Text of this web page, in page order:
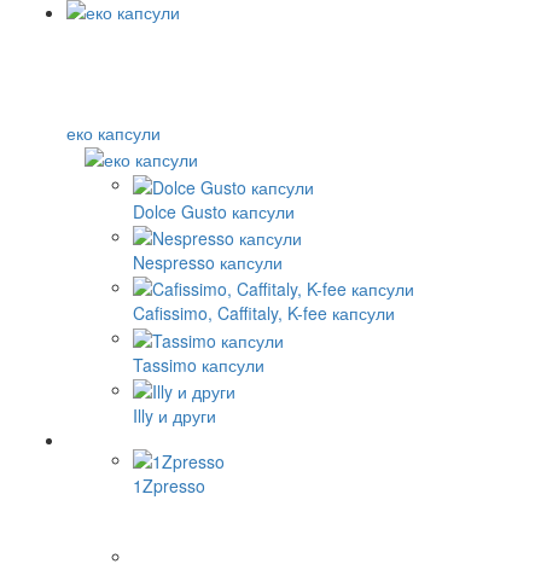
еко капсули
Dolce Gusto капсули
Nespresso капсули
Cafissimo, Caffitaly, K-fee капсули
Tassimo капсули
Illy и други
1Zpresso